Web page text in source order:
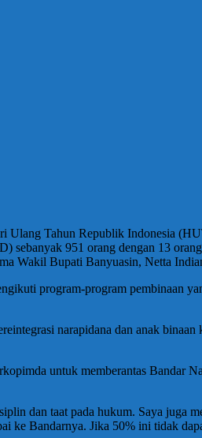
Ulang Tahun Republik Indonesia
951 orang dengan 13
Wakil Bupati Banyuasin, Netta
program-program pembinaan
narapidana dan anak binaan
untuk memberantas Bandar
dan taat pada hukum. Saya juga
ke Bandarnya. Jika 50% ini tidak